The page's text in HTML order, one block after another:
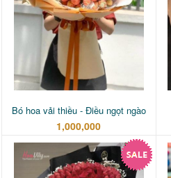
Bó hoa vải thiều - Điều ngọt ngào
1,000,000